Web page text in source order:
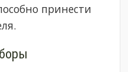
принести